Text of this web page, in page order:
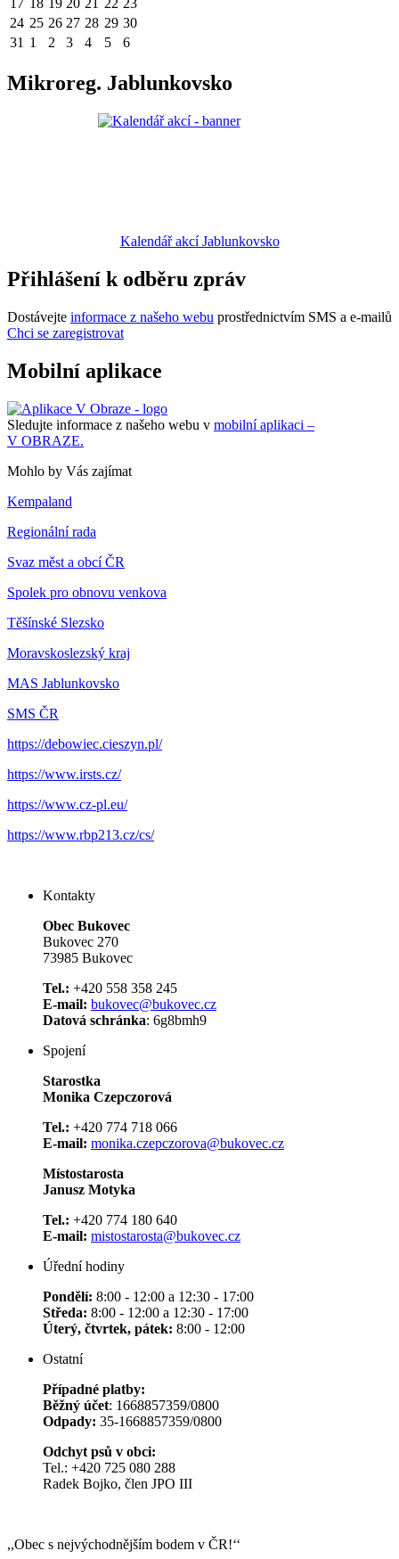
17 18 19 20 21 22 23
24 25 26 27 28 29 30
31 1 2 3 4 5 6
Mikroreg. Jablunkovsko
Kalendář akcí Jablunkovsko
Přihlášení k odběru zpráv
Dostávejte informace z našeho webu prostřednictvím SMS a e-mailů
Chci se zaregistrovat
Mobilní aplikace
Sledujte informace z našeho webu v mobilní aplikaci –
V OBRAZE.
Mohlo by Vás zajímat
Kempaland
Regionální rada
Svaz měst a obcí ČR
Spolek pro obnovu venkova
Těšínské Slezsko
Moravskoslezský kraj
MAS Jablunkovsko
SMS ČR
https://debowiec.cieszyn.pl/
https://www.irsts.cz/
https://www.cz-pl.eu/
https://www.rbp213.cz/cs/
Kontakty
Obec Bukovec
Bukovec 270
73985 Bukovec
Tel.: +420 558 358 245
E-mail: bukovec@bukovec.cz
Datová schránka: 6g8bmh9
Spojení
Starostka
Monika Czepczorová
Tel.: +420 774 718 066
E-mail: monika.czepczorova@bukovec.cz
Místostarosta
Janusz Motyka
Tel.: +420 774 180 640
E-mail: mistostarosta@bukovec.cz
Úřední hodiny
Pondělí: 8:00 - 12:00 a 12:30 - 17:00
Středa: 8:00 - 12:00 a 12:30 - 17:00
Úterý, čtvrtek, pátek: 8:00 - 12:00
Ostatní
Případné platby:
Běžný účet: 1668857359/0800
Odpady: 35-1668857359/0800
Odchyt psů v obci:
Tel.: +420 725 080 288
Radek Bojko, člen JPO III
,,Obec s nejvýchodnějším bodem v ČR!‘‘